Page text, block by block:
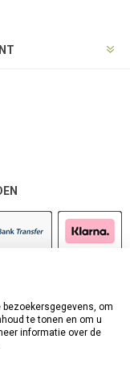
om
te tonen en om u
informatie over de